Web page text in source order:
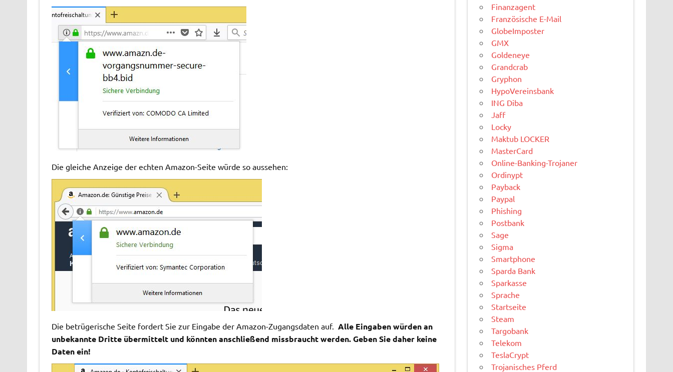
Die gleiche Anzeige der echten Amazon-Seite würde so aussehen:
Die betrügerische Seite fordert Sie zur Eingabe der Amazon-Zugangsdaten auf. Alle Eingaben würden an
unbekannte Dritte übermittelt und könnten anschließend missbraucht werden. Geben Sie daher keine
Daten ein!
Finanzagent
Französische E-Mail
GlobeImposter
GMX
Goldeneye
Grandcrab
Gryphon
HypoVereinsbank
ING Diba
Jaff
Locky
Maktub LOCKER
MasterCard
Online-Banking-Trojaner
Ordinypt
Payback
Paypal
Phishing
Postbank
Sage
Sigma
Smartphone
Sparda Bank
Sparkasse
Sprache
Startseite
Steam
Targobank
Telekom
TeslaCrypt
Trojanisches Pferd